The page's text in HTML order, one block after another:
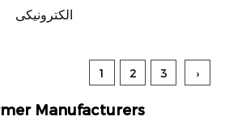
الکترونیکی
1 2 3 ›
Manufacturers